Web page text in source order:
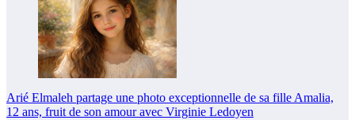
Arié Elmaleh partage une photo exceptionnelle de sa fille Amalia,
12 ans, fruit de son amour avec Virginie Ledoyen